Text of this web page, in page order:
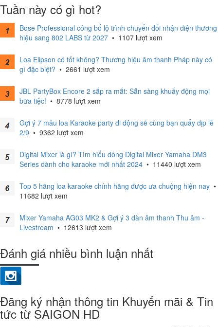
Tuần này có gì hot?
Bose Professional công bố lộ trình chuyển đổi nhận diện thương
hiệu sang 802 LABS từ 2027 • 1107 lượt xem
Loa Elipson có tốt không? Thương hiệu âm thanh Pháp này có
gì đặc biệt? • 2661 lượt xem
JBL PartyBox Encore 2 sắp ra mắt: Sẵn sàng khuấy động mọi
bữa tiệc! • 8778 lượt xem
Gợi ý 7 mẫu loa Karaoke party di động sẽ cùng bạn quẩy dịp lễ
2/9 • 9362 lượt xem
Digital Mixer là gì? Tìm hiểu dòng Digital Mixer Yamaha DM3
Series dành cho karaoke mới nhất 2024 • 11440 lượt xem
Top 5 hãng loa karaoke chính hãng được ưa chuộng hiện nay •
11682 lượt xem
Mixer Yamaha AG03 MK2 & Gợi ý 3 dàn âm thanh Thu âm -
Livestream • 12613 lượt xem
Đánh giá nhiều bình luận nhất
Đăng ký nhận thông tin Khuyến mãi & Tin
tức từ SAIGON HD